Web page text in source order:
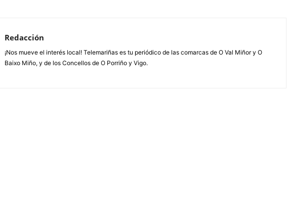
Redacción
¡Nos mueve el interés local! Telemariñas es tu periódico de las comarcas de O Val Miñor y O
Baixo Miño, y de los Concellos de O Porriño y Vigo.